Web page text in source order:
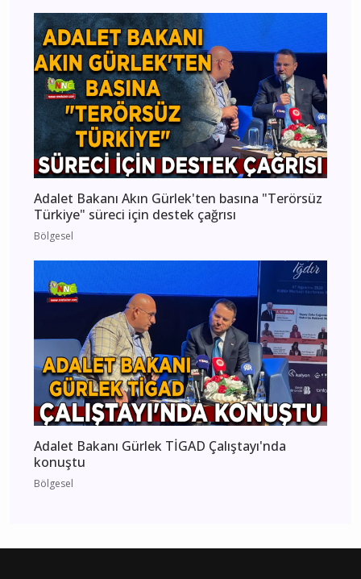
Adalet Bakanı Akın Gürlek'ten basına "Terörsüz
Türkiye" süreci için destek çağrısı
Bölgesel
Adalet Bakanı Gürlek TİGAD Çalıştayı'nda
konuştu
Bölgesel